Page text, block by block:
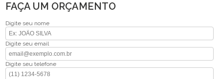
FAÇA UM ORÇAMENTO
Digite seu nome
Digite seu email
Digite seu telefone